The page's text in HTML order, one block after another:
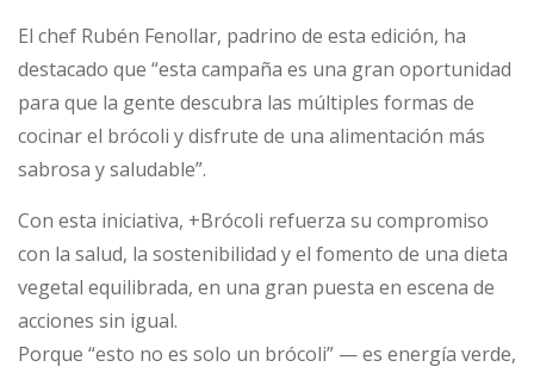
El chef Rubén Fenollar, padrino de esta edición, ha
destacado que “esta campaña es una gran oportunidad
para que la gente descubra las múltiples formas de
cocinar el brócoli y disfrute de una alimentación más
sabrosa y saludable”.
Con esta iniciativa, +Brócoli refuerza su compromiso
con la salud, la sostenibilidad y el fomento de una dieta
vegetal equilibrada, en una gran puesta en escena de
acciones sin igual.
Porque “esto no es solo un brócoli” — es energía verde,